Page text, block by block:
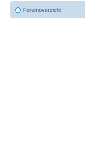
Forumoverzicht